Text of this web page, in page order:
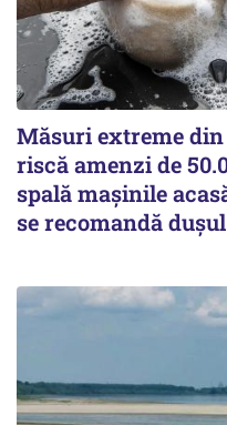
Măsuri extreme din
riscă amenzi de
spală mașinile
se recomandă dușul